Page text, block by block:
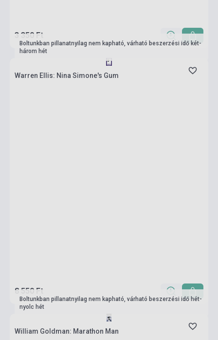
3 350 Ft
Boltunkban pillanatnyilag nem kapható, várható beszerzési idő két-
három hét
Warren Ellis: Nina Simone's Gum
8 550 Ft
Boltunkban pillanatnyilag nem kapható, várható beszerzési idő hét-
nyolc hét
William Goldman: Marathon Man